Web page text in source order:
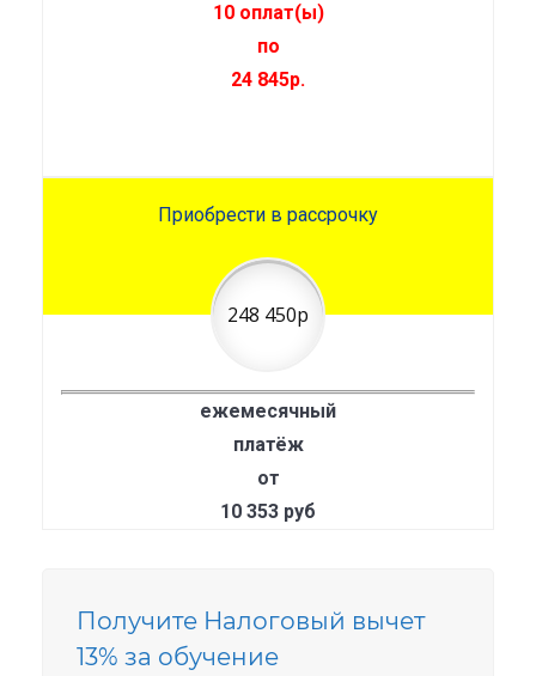
10 оплат(ы)
по
24 845р.
Приобрести в рассрочку
248 450р
ежемесячный
платёж
от
10 353 руб
Получите Налоговый вычет
13% за обучение